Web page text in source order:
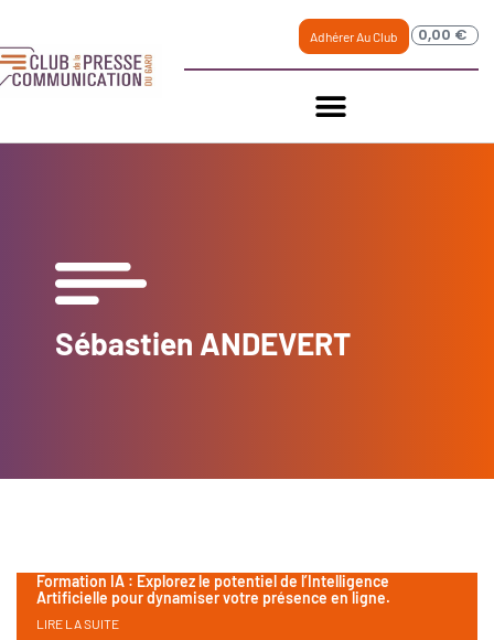
Adhérer Au Club 0,00 €
Sébastien ANDEVERT
Formation IA : Explorez le potentiel de l’Intelligence
Artificielle pour dynamiser votre présence en ligne.
LIRE LA SUITE